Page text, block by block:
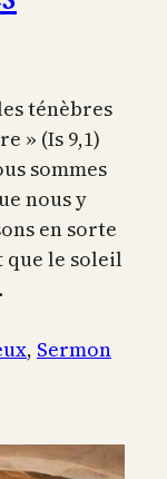
ténèbres
» (Is 9,1)
sommes
nous y
en sorte
que le soleil
, Sermon